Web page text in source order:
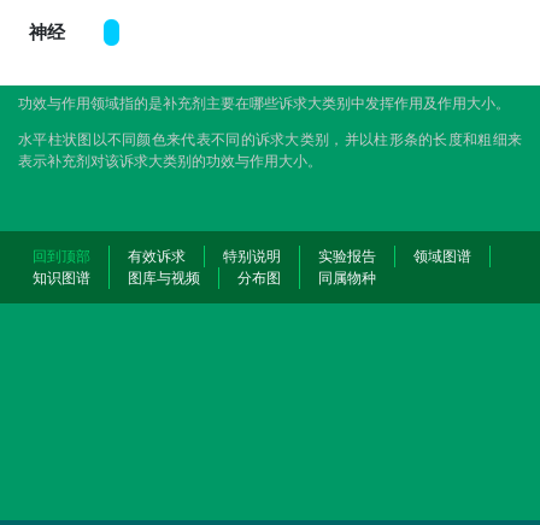
神经
功效与作用领域指的是补充剂主要在哪些诉求大类别中发挥作用及作用大小。
水平柱状图以不同颜色来代表不同的诉求大类别，并以柱形条的长度和粗细来
表示补充剂对该诉求大类别的功效与作用大小。
回到顶部 有效诉求 特别说明 实验报告
领域图谱
知识图谱
图库与视频 分布图 同属物种